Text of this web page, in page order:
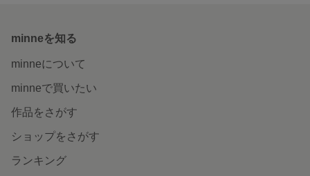
minneを知る
minneについて
minneで買いたい
作品をさがす
ショップをさがす
ランキング